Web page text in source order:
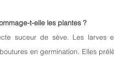
t-elle les plantes ?
suceur de sève. Les larves
en germination. Elles